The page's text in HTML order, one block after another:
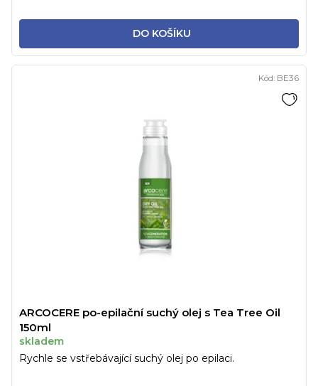
DO KOŠÍKU
ARCOCERE po-epilační suchý olej s Tea Tree Oil
150ml
skladem
Rychle se vstřebávající suchý olej po epilaci.
Kód: BE36